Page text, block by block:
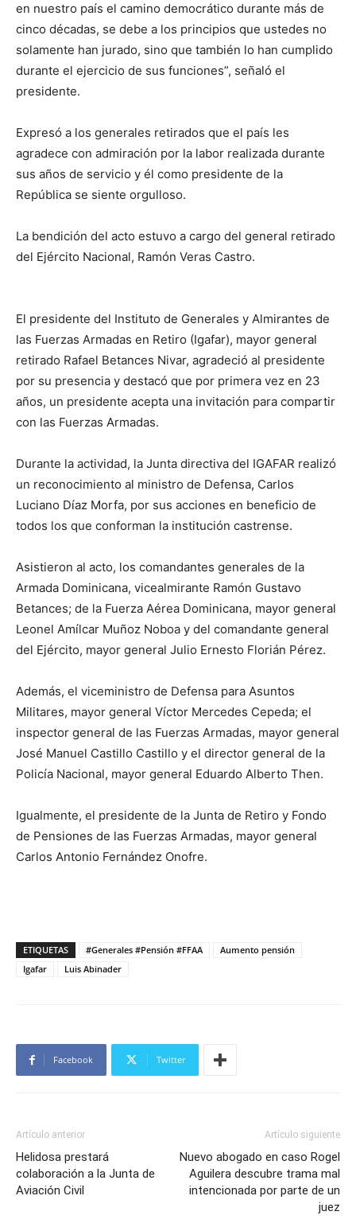
en nuestro país el camino democrático durante más de
cinco décadas, se debe a los principios que ustedes no
solamente han jurado, sino que también lo han cumplido
durante el ejercicio de sus funciones”, señaló el
presidente.
Expresó a los generales retirados que el país les
agradece con admiración por la labor realizada durante
sus años de servicio y él como presidente de la
República se siente orgulloso.
La bendición del acto estuvo a cargo del general retirado
del Ejército Nacional, Ramón Veras Castro.
El presidente del Instituto de Generales y Almirantes de
las Fuerzas Armadas en Retiro (Igafar), mayor general
retirado Rafael Betances Nivar, agradeció al presidente
por su presencia y destacó que por primera vez en 23
años, un presidente acepta una invitación para compartir
con las Fuerzas Armadas.
Durante la actividad, la Junta directiva del IGAFAR realizó
un reconocimiento al ministro de Defensa, Carlos
Luciano Díaz Morfa, por sus acciones en beneficio de
todos los que conforman la institución castrense.
Asistieron al acto, los comandantes generales de la
Armada Dominicana, vicealmirante Ramón Gustavo
Betances; de la Fuerza Aérea Dominicana, mayor general
Leonel Amílcar Muñoz Noboa y del comandante general
del Ejército, mayor general Julio Ernesto Florián Pérez.
Además, el viceministro de Defensa para Asuntos
Militares, mayor general Víctor Mercedes Cepeda; el
inspector general de las Fuerzas Armadas, mayor general
José Manuel Castillo Castillo y el director general de la
Policía Nacional, mayor general Eduardo Alberto Then.
Igualmente, el presidente de la Junta de Retiro y Fondo
de Pensiones de las Fuerzas Armadas, mayor general
Carlos Antonio Fernández Onofre.
ETIQUETAS #Generales #Pensión #FFAA
Aumento pensión
Igafar
Luis Abinader
Facebook Twitter
Artículo anterior
Helidosa prestará
colaboración a la Junta de
Aviación Civil
Artículo siguiente
Nuevo abogado en caso Rogel
Aguilera descubre trama mal
intencionada por parte de un
juez